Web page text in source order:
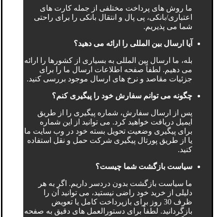
ما روش های پرداخت مختلفی از جمله کارت های
اعتباری/بانکی، پی پال و انتقال بانکی را برای راحتی
شما می پذیریم.
آیا ارسال بین المللی را ارائه می دهید؟
بله، ما ارسال بین المللی به بسیاری از کشورها را ارائه
می دهیم. لطفاً صفحه اطلاعات ارسال ما را برای
جزئیات مقاصد و نرخ های ارسال موجود بررسی کنید.
چگونه می توانم سفارش خود را پیگیری کنم؟
پس از ارسال سفارش، شماره پیگیری را از طریق
ایمیل دریافت خواهید کرد. می توانید از این شماره
برای پیگیری وضعیت تحویل بسته خود در وب سایت ما
یا از طریق پورتال پیگیری شرکت حمل و نقل استفاده
کنید.
سیاست بازگشت شما چیست؟
ما سیاست بازگشت بدون دردسر داریم. اگر به هر
دلیلی از خرید خود راضی نیستید، می توانید آن را
ظرف 30 روز برای بازپرداخت کامل یا تعویض
بازگردانید. لطفاً برای دستورالعمل های دقیق به صفحه